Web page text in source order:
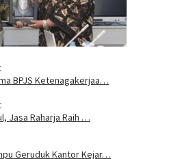
BPJS Ketenagakerjaa…
Jasa Raharja Raih …
Geruduk Kantor Kejar…